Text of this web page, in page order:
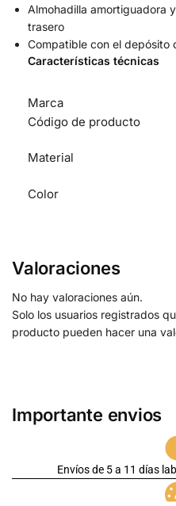
Almohadilla amortiguadora
trasero
Compatible con el depósito
Características técnicas
Marca
Código de producto
Material
Color
Valoraciones
No hay valoraciones aún.
Solo los usuarios registrados
producto pueden hacer una
Importante envios
Envíos de 5 a 11 días